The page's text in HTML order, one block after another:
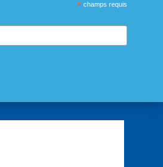
* champs requis